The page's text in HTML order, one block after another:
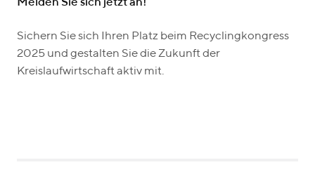
Sichern Sie sich Ihren Platz beim Recyclingkongress
2025 und gestalten Sie die Zukunft der
Kreislaufwirtschaft aktiv mit.